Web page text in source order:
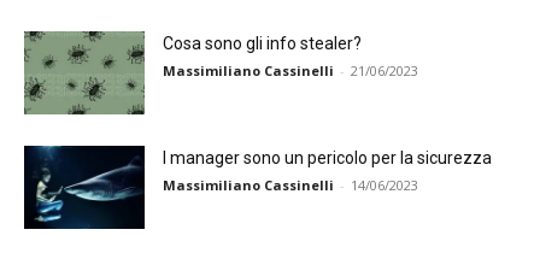
Cosa sono gli info stealer?
Massimiliano Cassinelli - 21/06/2023
I manager sono un pericolo per la sicurezza
Massimiliano Cassinelli - 14/06/2023